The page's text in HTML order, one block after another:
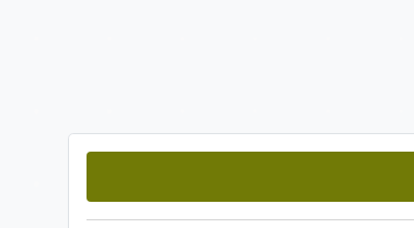
pohodlnejšie používanie webovej stránky.